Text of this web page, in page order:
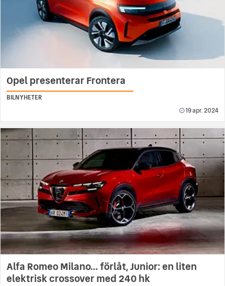
Opel presenterar Frontera
BILNYHETER
19 apr. 2024
Alfa Romeo Milano... förlåt, Junior: en liten
elektrisk crossover med 240 hk